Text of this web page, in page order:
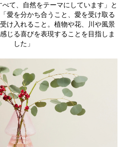
べて、自然をテーマにしています」と
愛を分かち合うこと、愛を受け取る
け入れること。植物や花、川や風景
じる喜びを表現することを目指しま
した」